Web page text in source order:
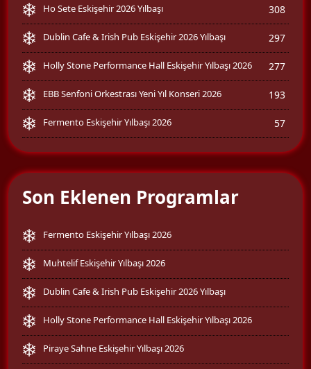
Ho Sete Eskişehir 2026 Yılbaşı 308
Dublin Cafe & Irish Pub Eskişehir 2026 Yılbaşı 297
Holly Stone Performance Hall Eskişehir Yılbaşı 2026 277
EBB Senfoni Orkestrası Yeni Yıl Konseri 2026 193
Fermento Eskişehir Yılbaşı 2026 57
Son Eklenen Programlar
Fermento Eskişehir Yılbaşı 2026
Muhtelif Eskişehir Yılbaşı 2026
Dublin Cafe & Irish Pub Eskişehir 2026 Yılbaşı
Holly Stone Performance Hall Eskişehir Yılbaşı 2026
Piraye Sahne Eskişehir Yılbaşı 2026